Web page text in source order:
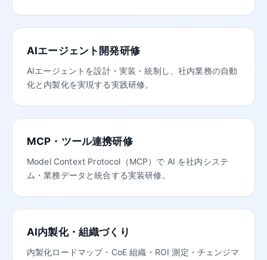
AIエージェント開発研修
AIエージェントを設計・実装・統制し、社内業務の自動
化と内製化を実現する実践研修。
MCP・ツール連携研修
Model Context Protocol（MCP）で AI を社内システ
ム・業務データと統合する実装研修。
AI内製化・組織づくり
内製化ロードマップ・CoE 組織・ROI 測定・チェンジマ